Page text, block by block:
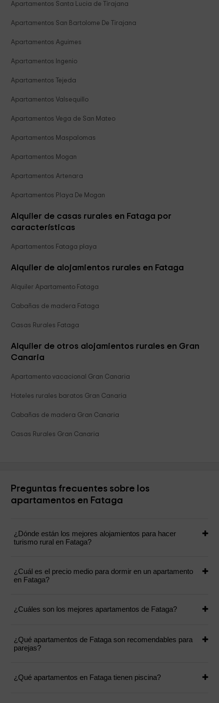
Apartamentos Santa Lucia de Tirajana
Apartamentos San Bartolome De Tirajana
Apartamentos Aguimes
Apartamentos Ingenio
Apartamentos Tejeda
Apartamentos Valsequillo
Apartamentos Vega de San Mateo
Apartamentos Maspalomas
Apartamentos Mogan
Apartamentos Artenara
Apartamentos Playa De Mogan
Alquiler de casas rurales en Fataga por
características
Apartamentos Fataga playa
Alquiler de alojamientos rurales en Fataga
Alquiler Apartamento Fataga
Cabañas de madera Fataga
Casas Rurales Fataga
Alquiler de otros alojamientos rurales en Gran
Canaria
Apartamento vacacional Gran Canaria
Hoteles rurales baratos Gran Canaria
Cabañas de madera Gran Canaria
Casas Rurales Gran Canaria
Preguntas frecuentes sobre los
apartamentos en Fataga
¿Dónde están los mejores alojamientos para hacer
turismo rural en Fataga?
¿Cuál es el precio medio para dormir en un apartamento
en Fataga?
¿Cuáles son los mejores apartamentos de Fataga?
¿Qué apartamentos de Fataga son recomendables para
parejas?
¿Qué apartamentos en Fataga tienen piscina?